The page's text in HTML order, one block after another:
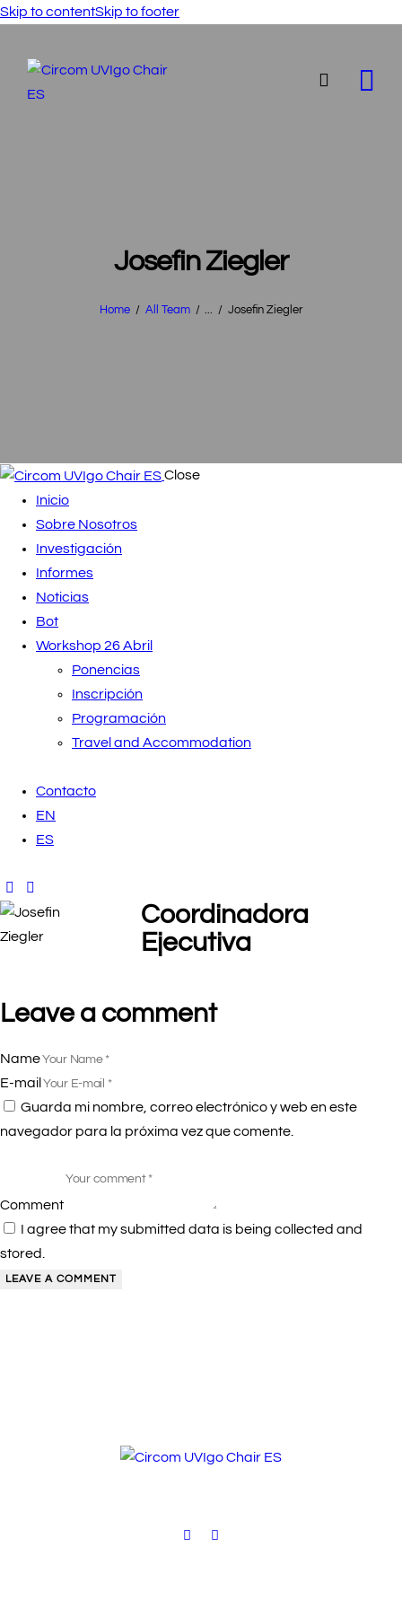
Skip to contentSkip to footer
Josefin Ziegler
Home All Team Josefin Ziegler
Close
Inicio
Sobre Nosotros
Investigación
Informes
Noticias
Bot
Workshop 26 Abril
Ponencias
Inscripción
Programación
Travel and Accommodation
Contacto
EN
ES
Coordinadora
Ejecutiva
Leave a comment
Name
E-mail
Guarda mi nombre, correo electrónico y web en este
navegador para la próxima vez que comente.
Comment
I agree that my submitted data is being collected and
stored.